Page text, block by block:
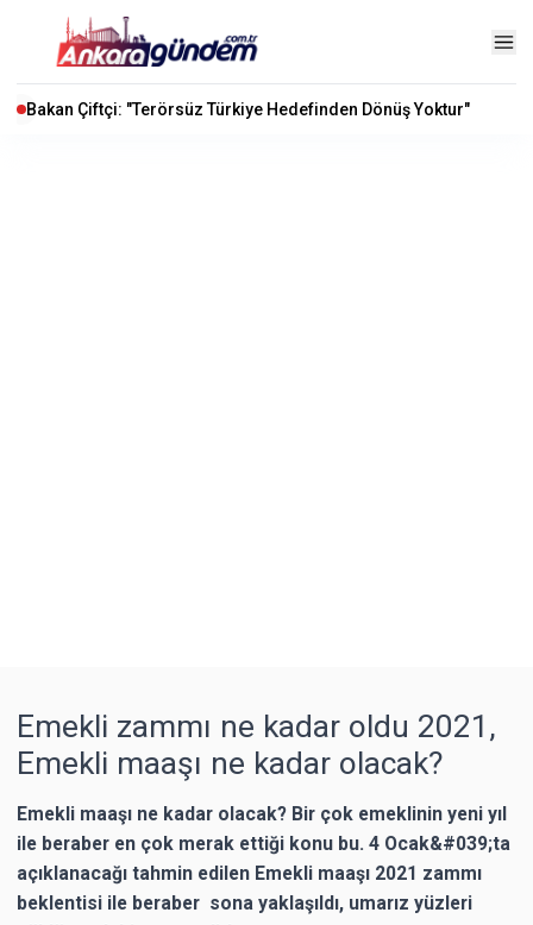
Bakan Çiftçi: "Terörsüz Türkiye Hedefinden Dönüş Yoktur"
Emekli zammı ne kadar oldu 2021,
Emekli maaşı ne kadar olacak?
Emekli maaşı ne kadar olacak? Bir çok emeklinin yeni yıl
ile beraber en çok merak ettiği konu bu. 4 Ocak&#039;ta
açıklanacağı tahmin edilen Emekli maaşı 2021 zammı
beklentisi ile beraber sona yaklaşıldı, umarız yüzleri